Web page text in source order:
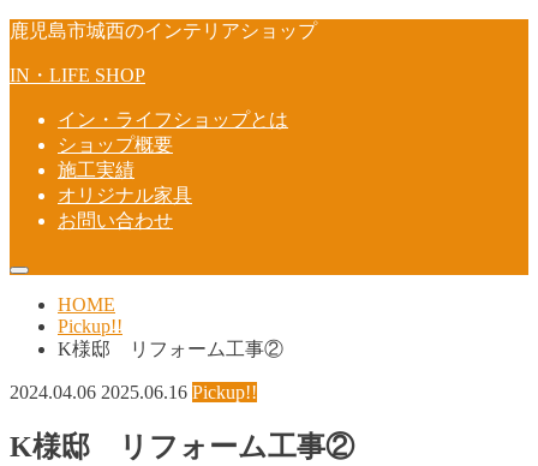
鹿児島市城西のインテリアショップ
IN・LIFE SHOP
イン・ライフショップとは
ショップ概要
施工実績
オリジナル家具
お問い合わせ
HOME
Pickup!!
K様邸 リフォーム工事②
2024.04.06 2025.06.16 Pickup!!
K様邸 リフォーム工事②